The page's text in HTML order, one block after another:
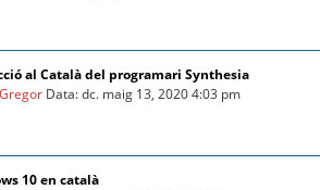
al Català del programari Synthesia
Gregor Data: dc. maig 13, 2020 4:03 pm
10 en català